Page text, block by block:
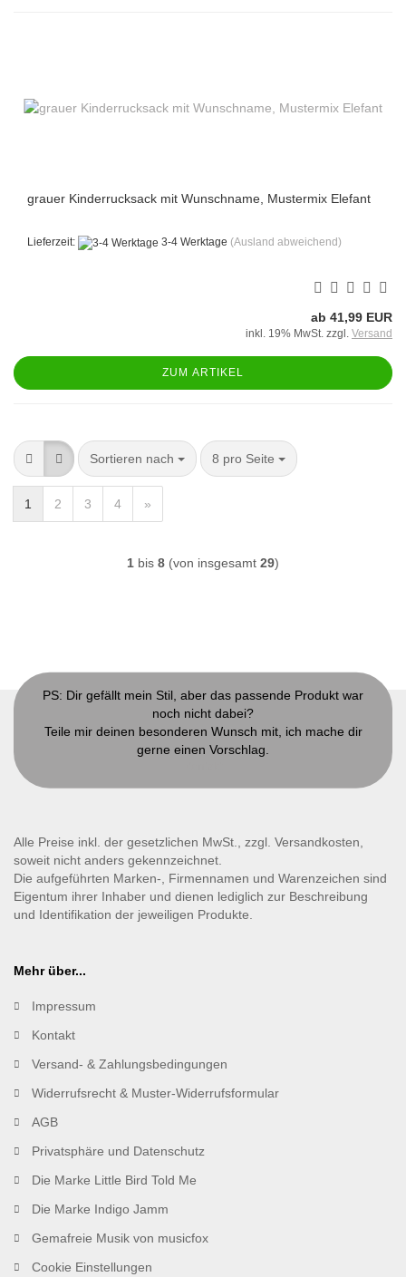
grauer Kinderrucksack mit Wunschname, Mustermix Elefant
Lieferzeit: 3-4 Werktage (Ausland abweichend)
ab 41,99 EUR
inkl. 19% MwSt. zzgl. Versand
ZUM ARTIKEL
Sortieren nach
Sortieren nach 8 pro Seite
pro Seite
1 2 3 4 »
1 bis 8 (von insgesamt 29)
PS: Dir gefällt mein Stil, aber das passende Produkt war
noch nicht dabei?
Teile mir deinen besonderen Wunsch mit, ich mache dir
gerne einen Vorschlag.
Alle Preise inkl. der gesetzlichen MwSt., zzgl. Versandkosten,
soweit nicht anders gekennzeichnet.
Die aufgeführten Marken-, Firmennamen und Warenzeichen sind
Eigentum ihrer Inhaber und dienen lediglich zur Beschreibung
und Identifikation der jeweiligen Produkte.
Mehr über...
Impressum
Kontakt
Versand- & Zahlungsbedingungen
Widerrufsrecht & Muster-Widerrufsformular
AGB
Privatsphäre und Datenschutz
Die Marke Little Bird Told Me
Die Marke Indigo Jamm
Gemafreie Musik von musicfox
Cookie Einstellungen